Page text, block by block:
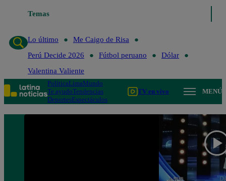
Temas
Lo último
Lo último
Me Caigo de Risa
Perú Decide 2026
Fútbol peruano
Dólar
Valentina Valiente
PolíticaLimaMundo
Te ayudoTendencias
DeportesEspectáculos
TV en vivo MENÚ